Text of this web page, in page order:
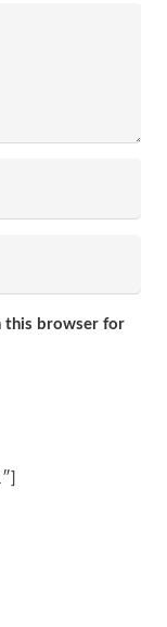
this browser for